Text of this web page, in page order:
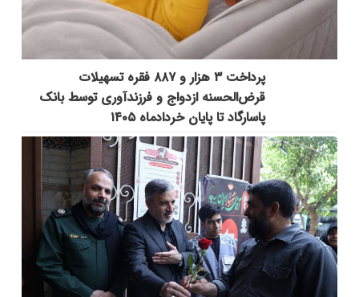
پرداخت ۳ هزار و ۸۸۷ فقره تسهیلات
قرض‌الحسنه ازدواج و فرزندآوری توسط بانک
پاسارگاد تا پایان خردادماه ۱۴۰۵